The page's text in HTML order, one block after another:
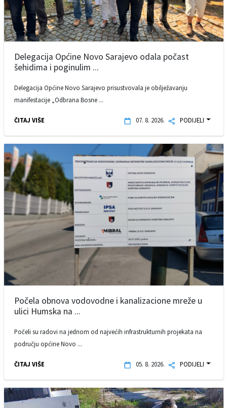
Delegacija Općine Novo Sarajevo odala počast
šehidima i poginulim ...
Delegacija Općine Novo Sarajevo prisustvovala je obilježavanju
manifestacije „Odbrana Bosne ...
ČITAJ VIŠE 07. 8. 2026. PODIJELI
Počela obnova vodovodne i kanalizacione mreže u
ulici Humska na ...
Počeli su radovi na jednom od najvećih infrastrukturnih projekata na
području općine Novo ...
ČITAJ VIŠE 05. 8. 2026. PODIJELI